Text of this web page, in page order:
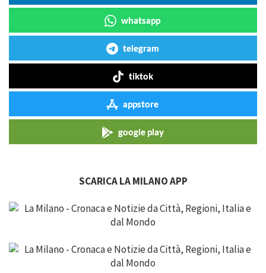
whatsapp
telegram
tiktok
appstore
google play
SCARICA LA MILANO APP